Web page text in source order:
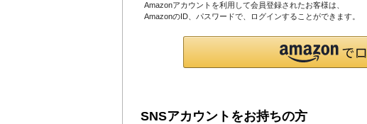
Amazonアカウントを利用して会員登録されたお客様は、
AmazonのID、パスワードで、ログインすることができます。
SNSアカウントをお持ちの方